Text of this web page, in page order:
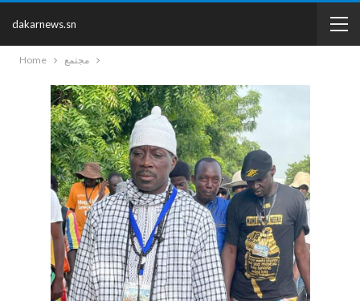
dakarnews.sn
Home مجتمع